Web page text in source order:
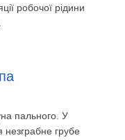
робочої рідини
пального. У
незграбне грубе